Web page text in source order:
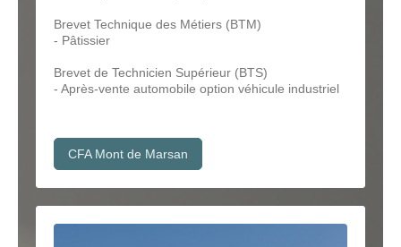
Brevet Technique des Métiers (BTM)
- Pâtissier
Brevet de Technicien Supérieur (BTS)
- Après-vente automobile option véhicule industriel
CFA Mont de Marsan